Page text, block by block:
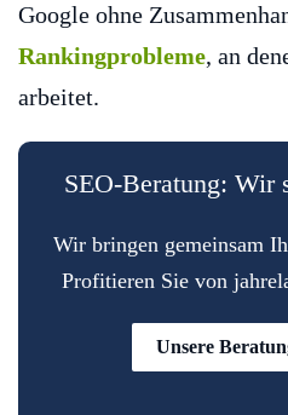
Google ohne
Rankingprobleme, an
arbeitet.
SEO-Beratung: Wir
Wir bringen gemeinsam
Profitieren Sie von
Unsere